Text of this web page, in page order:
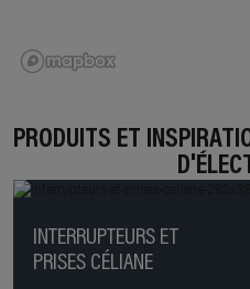
PRODUITS ET
INTERRUPTEURS ET
PRISES CÉLIANE